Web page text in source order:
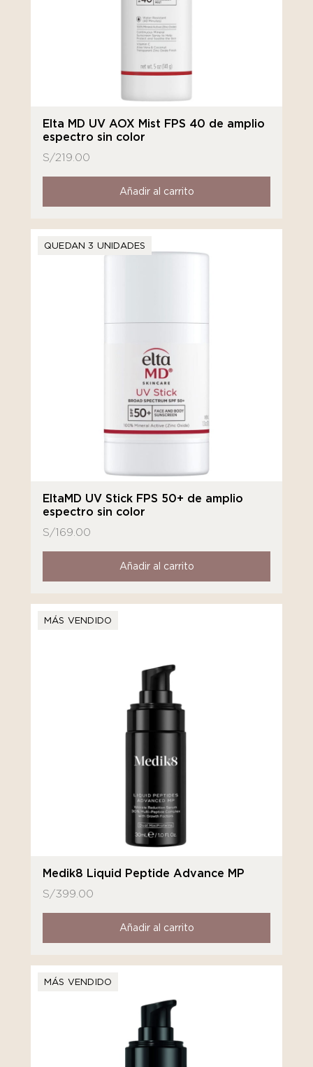
Elta MD UV AOX Mist FPS 40 de amplio
espectro sin color
S/219.00
Añadir al carrito
QUEDAN 3 UNIDADES
EltaMD UV Stick FPS 50+ de amplio
espectro sin color
S/169.00
Añadir al carrito
MÁS VENDIDO
Medik8 Liquid Peptide Advance MP
S/399.00
Añadir al carrito
MÁS VENDIDO